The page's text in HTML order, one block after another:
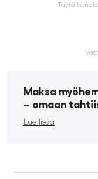
Täytä
Maksa
­– omaan
Lue lisää